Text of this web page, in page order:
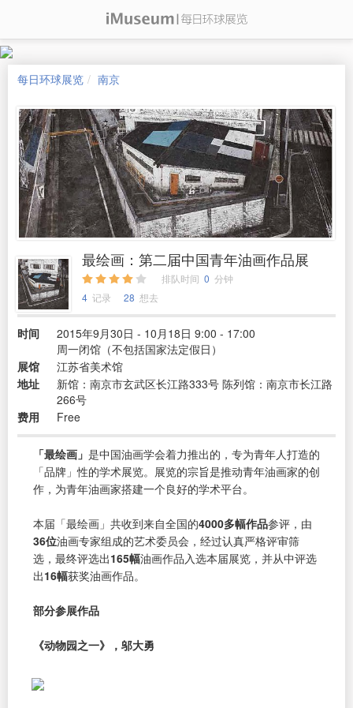
每日环球展览 南京
最绘画：第二届中国青年油画作品展
排队时间 0 分钟
4 记录 28 想去
时间
2015年9月30日 - 10月18日 9:00 - 17:00
周一闭馆（不包括国家法定假日）
展馆
江苏省美术馆
地址
新馆：南京市玄武区长江路333号 陈列馆：南京市长江路
266号
费用
Free
「最绘画」 是中国油画学会着力推出的，专为青年人打造的
「品牌」性的学术展览。展览的宗旨是推动青年油画家的创
作，为青年油画家搭建一个良好的学术平台。
本届「最绘画」共收到来自全国的4000多幅作品参评，由
36位油画专家组成的艺术委员会，经过认真严格评审筛
选，最终评选出165幅油画作品入选本届展览，并从中评选
出16幅获奖油画作品。
部分参展作品
《动物园之一》，邬大勇